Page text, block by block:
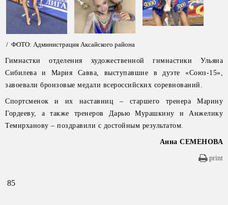
/ ФОТО: Администрация Аксайского района
Гимнастки отделения художественной гимнастики Ульяна
Сибилева и Мария Савва, выступавшие в дуэте «Союз-15»,
завоевали бронзовые медали всероссийских соревнований.
Спортсменок и их наставниц – старшего тренера Марину
Гордееву, а также тренеров Дарью Мурашкину и Анжелику
Темирханову – поздравили с достойным результатом.
Анна СЕМЕНОВА
print
85